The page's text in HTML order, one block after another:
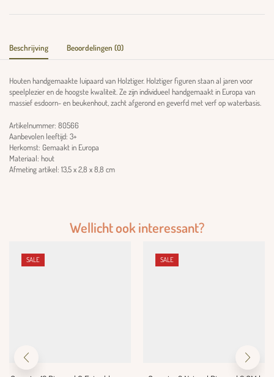
Beschrijving Beoordelingen (0)
Houten handgemaakte luipaard van Holztiger. Holztiger figuren staan ​​al jaren voor
speelplezier en de hoogste kwaliteit. Ze zijn individueel handgemaakt in Europa van
massief esdoorn- en beukenhout, zacht afgerond en geverfd met verf op waterbasis.
Artikelnummer: 80566
Aanbevolen leeftijd: 3+
Herkomst: Gemaakt in Europa
Materiaal: hout
Afmeting artikel: 13,5 x 2,8 x 8,8 cm
Wellicht ook interessant?
SALE SALE